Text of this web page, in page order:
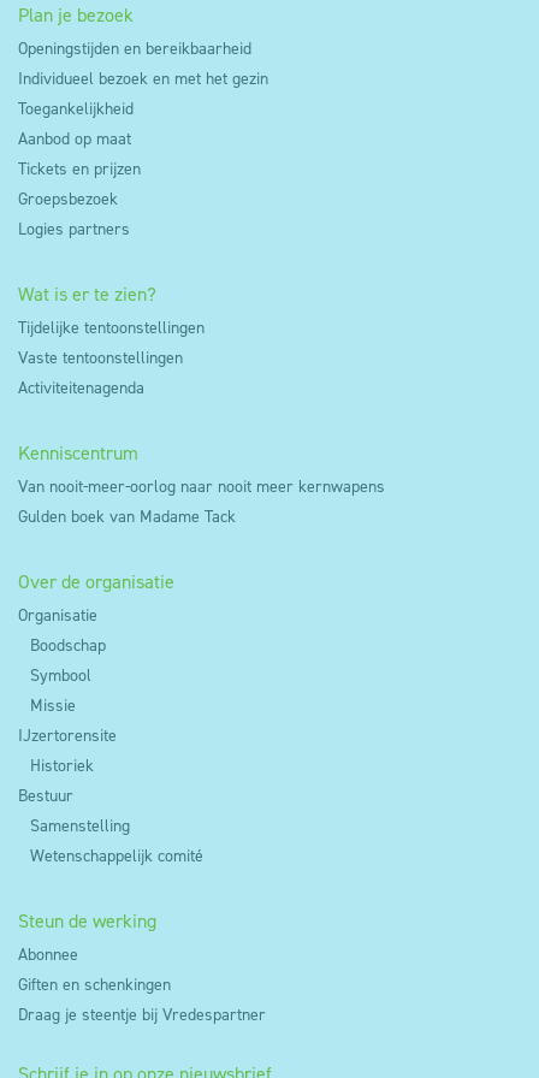
Plan je bezoek
Openingstijden en bereikbaarheid
Individueel bezoek en met het gezin
Toegankelijkheid
Aanbod op maat
Tickets en prijzen
Groepsbezoek
Logies partners
Wat is er te zien?
Tijdelijke tentoonstellingen
Vaste tentoonstellingen
Activiteitenagenda
Kenniscentrum
Van nooit-meer-oorlog naar nooit meer kernwapens
Gulden boek van Madame Tack
Over de organisatie
Organisatie
Boodschap
Symbool
Missie
IJzertorensite
Historiek
Bestuur
Samenstelling
Wetenschappelijk comité
Steun de werking
Abonnee
Giften en schenkingen
Draag je steentje bij Vredespartner
ook beroep op Google Analytics en Hotjar die
daartoe eveneens gebruik maken van cookies.
Deze cookies kunnen zowel anoniem als niet-
anoniem zijn. Voor het gebruik van niet-anonieme
cookies voor analysedoeleinden wordt
voorafgaandelijk je toestemming gevraagd. Je kan
dus weigeren dat deze cookies op je toestel
passen via de cookie manager.